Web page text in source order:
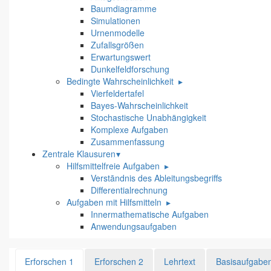
Baumdiagramme
Simulationen
Urnenmodelle
Zufallsgrößen
Erwartungswert
Dunkelfeldforschung
Bedingte Wahrscheinlichkeit ▸
Vierfeldertafel
Bayes-Wahrscheinlichkeit
Stochastische Unabhängigkeit
Komplexe Aufgaben
Zusammenfassung
Zentrale Klausuren▾
Hilfsmittelfreie Aufgaben ▸
Verstāndnis des Ableitungsbegriffs
Differentialrechnung
Aufgaben mit Hilfsmitteln ▸
Innermathematische Aufgaben
Anwendungsaufgaben
Erforschen 1 Erforschen 2 Lehrtext